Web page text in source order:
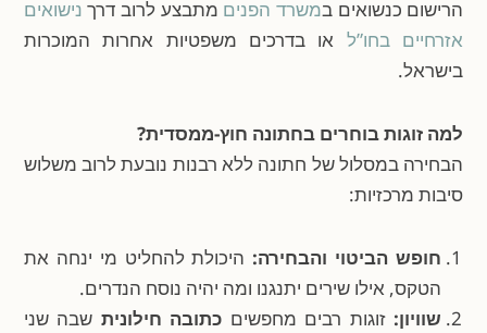
הרישום כנשואים במשרד הפניםמתבצע לרוב דרךנישואים
אזרחיים בחו”לאו בדרכים משפטיות אחרות המוכרות
בישראל.
למה זוגות בוחרים בחתונה חוץ-ממסדית?
הבחירה במסלול של חתונה ללא רבנות נובעת לרוב משלוש
סיבות מרכזיות:
חופש הביטוי והבחירה:היכולת להחליט מי ינחה את
הטקס, אילו שירים יתנגנו ומה יהיה נוסח הנדרים.
שוויון:זוגות רבים מחפשים כתובה חילוניתשבה שני